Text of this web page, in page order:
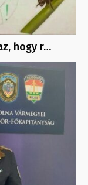
hogy r…